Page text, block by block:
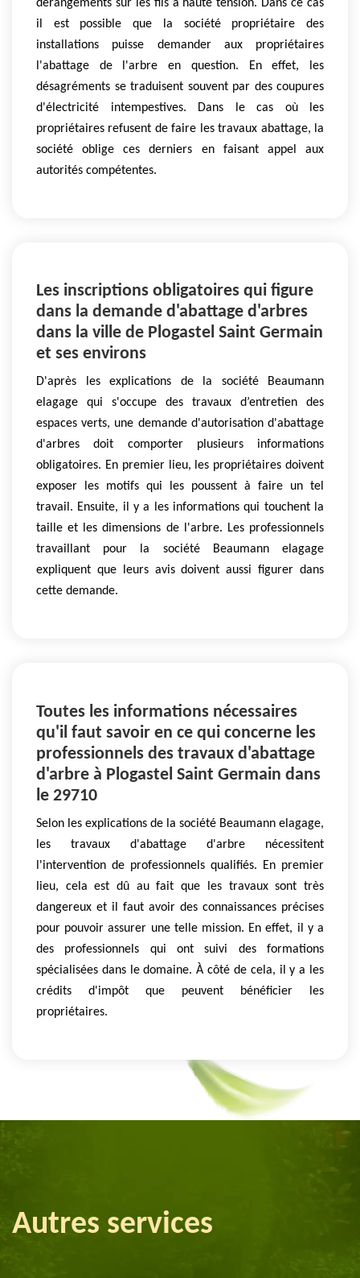
dérangements sur les fils à haute tension. Dans ce cas
il est possible que la société propriétaire des
installations puisse demander aux propriétaires
l'abattage de l'arbre en question. En effet, les
désagréments se traduisent souvent par des coupures
d'électricité intempestives. Dans le cas où les
propriétaires refusent de faire les travaux abattage, la
société oblige ces derniers en faisant appel aux
autorités compétentes.
Les inscriptions obligatoires qui figure
dans la demande d'abattage d'arbres
dans la ville de Plogastel Saint Germain
et ses environs
D'après les explications de la société Beaumann
elagage qui s'occupe des travaux d’entretien des
espaces verts, une demande d'autorisation d'abattage
d'arbres doit comporter plusieurs informations
obligatoires. En premier lieu, les propriétaires doivent
exposer les motifs qui les poussent à faire un tel
travail. Ensuite, il y a les informations qui touchent la
taille et les dimensions de l'arbre. Les professionnels
travaillant pour la société Beaumann elagage
expliquent que leurs avis doivent aussi figurer dans
cette demande.
Toutes les informations nécessaires
qu'il faut savoir en ce qui concerne les
professionnels des travaux d'abattage
d'arbre à Plogastel Saint Germain dans
le 29710
Selon les explications de la société Beaumann elagage,
les travaux d'abattage d'arbre nécessitent
l'intervention de professionnels qualifiés. En premier
lieu, cela est dû au fait que les travaux sont très
dangereux et il faut avoir des connaissances précises
pour pouvoir assurer une telle mission. En effet, il y a
des professionnels qui ont suivi des formations
spécialisées dans le domaine. À côté de cela, il y a les
crédits d'impôt que peuvent bénéficier les
propriétaires.
Autres services